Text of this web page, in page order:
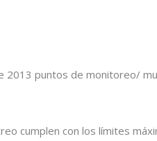
2013 puntos de monitoreo/
cumplen con los límites